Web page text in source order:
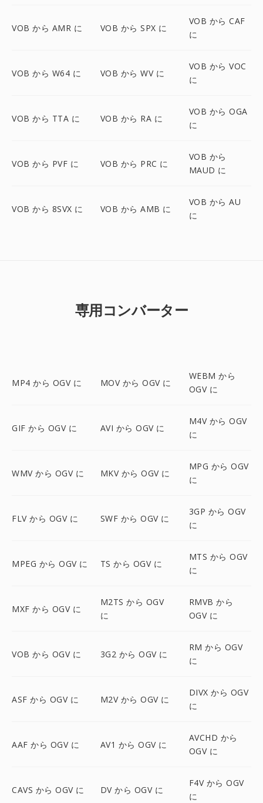
VOB から AMR に VOB から SPX に
VOB から CAF
に
VOB から W64 に VOB から WV に
VOB から VOC
に
VOB から TTA に VOB から RA に
VOB から OGA
に
VOB から PVF に VOB から PRC に
VOB から
MAUD に
VOB から 8SVX に VOB から AMB に
VOB から AU
に
専用コンバーター
MP4 から OGV に MOV から OGV に
WEBM から
OGV に
GIF から OGV に AVI から OGV に
M4V から OGV
に
WMV から OGV に MKV から OGV に
MPG から OGV
に
FLV から OGV に SWF から OGV に
3GP から OGV
に
MPEG から OGV に TS から OGV に
MTS から OGV
に
MXF から OGV に
M2TS から OGV
に
RMVB から
OGV に
VOB から OGV に 3G2 から OGV に
RM から OGV
に
ASF から OGV に M2V から OGV に
DIVX から OGV
に
AAF から OGV に AV1 から OGV に
AVCHD から
OGV に
CAVS から OGV に DV から OGV に
F4V から OGV
に